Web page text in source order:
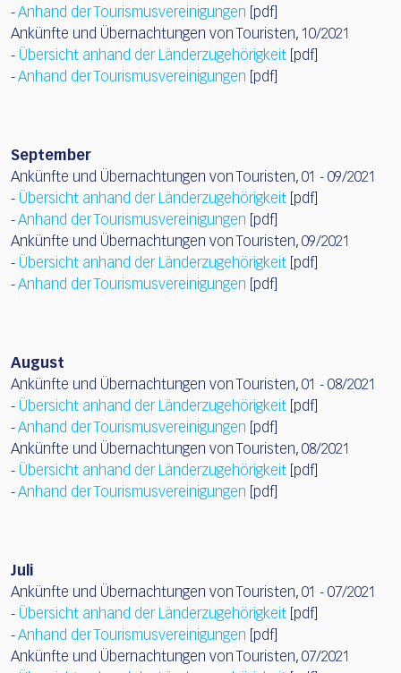
-Anhand der Tourismusvereinigungen [pdf]
Ankünfte und Übernachtungen von Touristen, 10/2021
- Übersicht anhand der Länderzugehörigkeit [pdf]
-Anhand der Tourismusvereinigungen [pdf]
September
Ankünfte und Übernachtungen von Touristen, 01 - 09/2021
- Übersicht anhand der Länderzugehörigkeit [pdf]
-Anhand der Tourismusvereinigungen [pdf]
Ankünfte und Übernachtungen von Touristen, 09/2021
- Übersicht anhand der Länderzugehörigkeit [pdf]
-Anhand der Tourismusvereinigungen [pdf]
August
Ankünfte und Übernachtungen von Touristen, 01 - 08/2021
- Übersicht anhand der Länderzugehörigkeit [pdf]
-Anhand der Tourismusvereinigungen [pdf]
Ankünfte und Übernachtungen von Touristen, 08/2021
- Übersicht anhand der Länderzugehörigkeit [pdf]
-Anhand der Tourismusvereinigungen [pdf]
Juli
Ankünfte und Übernachtungen von Touristen, 01 - 07/2021
- Übersicht anhand der Länderzugehörigkeit [pdf]
-Anhand der Tourismusvereinigungen [pdf]
Ankünfte und Übernachtungen von Touristen, 07/2021